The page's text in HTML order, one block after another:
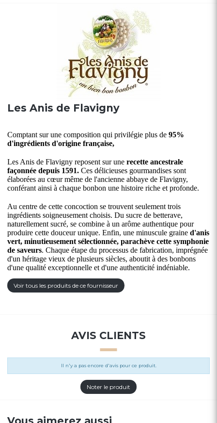
Les Anis de Flavigny
Comptant sur une composition qui privilégie plus de 95%
d'ingrédients d'origine française,
Les Anis de Flavigny reposent sur une recette ancestrale
façonnée depuis 1591. Ces délicieuses gourmandises sont
élaborées au cœur même de l'ancienne abbaye de Flavigny,
conférant ainsi à chaque bonbon une histoire riche et profonde.
Au centre de cette concoction se trouvent seulement trois
ingrédients soigneusement choisis. Du sucre de betterave,
naturellement sucré, se combine à un arôme authentique pour
produire cette douceur unique. Enfin, une minuscule graine d'anis
vert, minutieusement sélectionnée, parachève cette symphonie
de saveurs. Chaque étape du processus de fabrication, imprégnée
d'un héritage vieux de plusieurs siècles, aboutit à des bonbons
d'une qualité exceptionnelle et d'une authenticité indéniable.
Voir tous les produits de ce fournisseur
AVIS CLIENTS
Il n'y a pas encore d'avis pour ce produit.
Noter le produit